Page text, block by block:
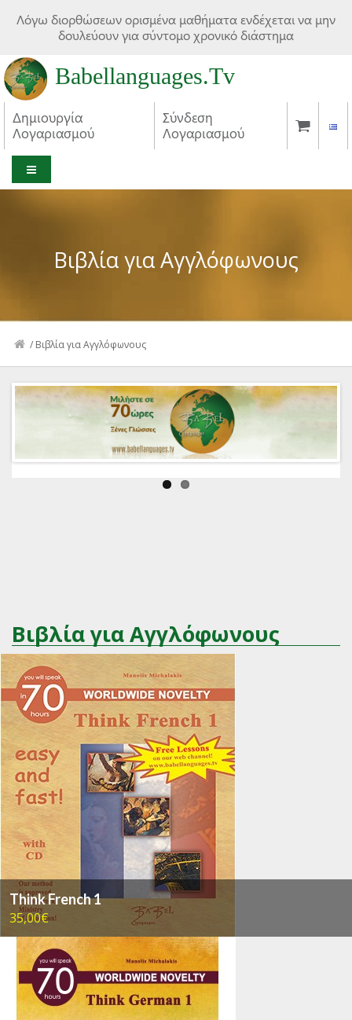
Λόγω διορθώσεων ορισμένα μαθήματα ενδέχεται να μην
δουλεύουν για σύντομο χρονικό διάστημα
Babellanguages.Tv
Δημιουργία
Λογαριασμού
Σύνδεση
Λογαριασμού
Βιβλία για Αγγλόφωνους
/ Βιβλία για Αγγλόφωνους
Βιβλία για Αγγλόφωνους
Think French 1
35,00€